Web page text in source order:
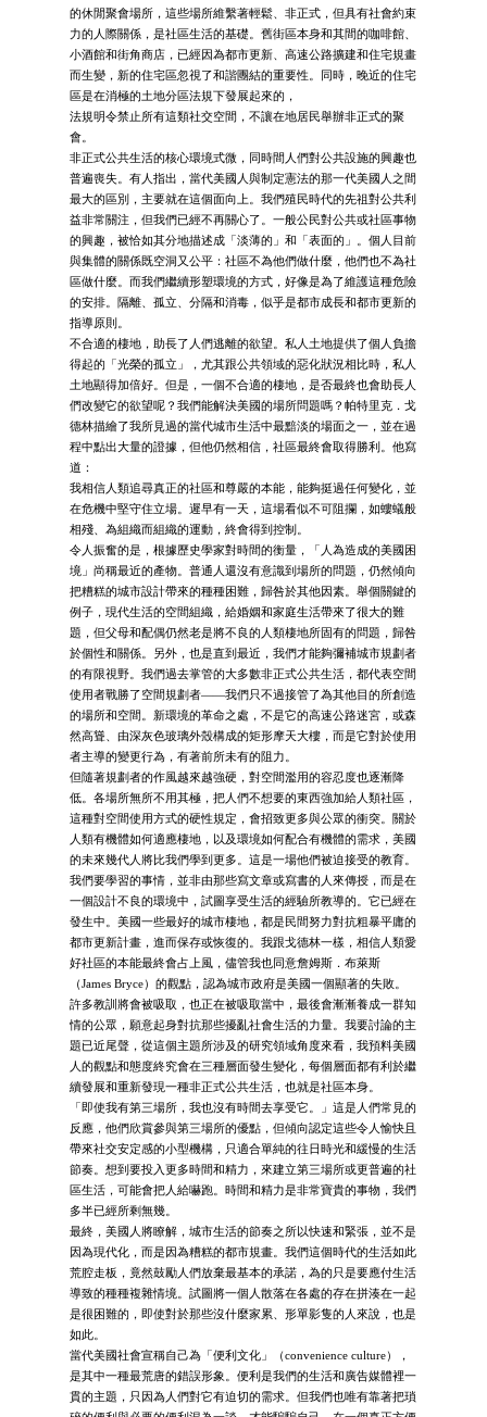
的休閒聚會場所，這些場所維繫著輕鬆、非正式，但具有社會約束
力的人際關係，是社區生活的基礎。舊街區本身和其間的咖啡館、
小酒館和街角商店，已經因為都市更新、高速公路擴建和住宅規畫
而生變，新的住宅區忽視了和諧團結的重要性。同時，晚近的住宅
區是在消極的土地分區法規下發展起來的，
法規明令禁止所有這類社交空間，不讓在地居民舉辦非正式的聚
會。
非正式公共生活的核心環境式微，同時間人們對公共設施的興趣也
普遍喪失。有人指出，當代美國人與制定憲法的那一代美國人之間
最大的區別，主要就在這個面向上。我們殖民時代的先祖對公共利
益非常關注，但我們已經不再關心了。一般公民對公共或社區事物
的興趣，被恰如其分地描述成「淡薄的」和「表面的」。個人目前
與集體的關係既空洞又公平：社區不為他們做什麼，他們也不為社
區做什麼。而我們繼續形塑環境的方式，好像是為了維護這種危險
的安排。隔離、孤立、分隔和消毒，似乎是都市成長和都市更新的
指導原則。
不合適的棲地，助長了人們逃離的欲望。私人土地提供了個人負擔
得起的「光榮的孤立」，尤其跟公共領域的惡化狀況相比時，私人
土地顯得加倍好。但是，一個不合適的棲地，是否最終也會助長人
們改變它的欲望呢？我們能解決美國的場所問題嗎？帕特里克．戈
德林描繪了我所見過的當代城市生活中最黯淡的場面之一，並在過
程中點出大量的證據，但他仍然相信，社區最終會取得勝利。他寫
道：
我相信人類追尋真正的社區和尊嚴的本能，能夠挺過任何變化，並
在危機中堅守住立場。遲早有一天，這場看似不可阻攔，如螻蟻般
相殘、為組織而組織的運動，終會得到控制。
令人振奮的是，根據歷史學家對時間的衡量，「人為造成的美國困
境」尚稱最近的產物。普通人還沒有意識到場所的問題，仍然傾向
把糟糕的城市設計帶來的種種困難，歸咎於其他因素。舉個關鍵的
例子，現代生活的空間組織，給婚姻和家庭生活帶來了很大的難
題，但父母和配偶仍然老是將不良的人類棲地所固有的問題，歸咎
於個性和關係。另外，也是直到最近，我們才能夠彌補城市規劃者
的有限視野。我們過去掌管的大多數非正式公共生活，都代表空間
使用者戰勝了空間規劃者——我們只不過接管了為其他目的所創造
的場所和空間。新環境的革命之處，不是它的高速公路迷宮，或森
然高聳、由深灰色玻璃外殼構成的矩形摩天大樓，而是它對於使用
者主導的變更行為，有著前所未有的阻力。
但隨著規劃者的作風越來越強硬，對空間濫用的容忍度也逐漸降
低。各場所無所不用其極，把人們不想要的東西強加給人類社區，
這種對空間使用方式的硬性規定，會招致更多與公眾的衝突。關於
人類有機體如何適應棲地，以及環境如何配合有機體的需求，美國
的未來幾代人將比我們學到更多。這是一場他們被迫接受的教育。
我們要學習的事情，並非由那些寫文章或寫書的人來傳授，而是在
一個設計不良的環境中，試圖享受生活的經驗所教導的。它已經在
發生中。美國一些最好的城市棲地，都是民間努力對抗粗暴平庸的
都市更新計畫，進而保存或恢復的。我跟戈德林一樣，相信人類愛
好社區的本能最終會占上風，儘管我也同意詹姆斯．布萊斯
（James Bryce）的觀點，認為城市政府是美國一個顯著的失敗。
許多教訓將會被吸取，也正在被吸取當中，最後會漸漸養成一群知
情的公眾，願意起身對抗那些擾亂社會生活的力量。我要討論的主
題已近尾聲，從這個主題所涉及的研究領域角度來看，我預料美國
人的觀點和態度終究會在三種層面發生變化，每個層面都有利於繼
續發展和重新發現一種非正式公共生活，也就是社區本身。
「即使我有第三場所，我也沒有時間去享受它。」這是人們常見的
反應，他們欣賞參與第三場所的優點，但傾向認定這些令人愉快且
帶來社交安定感的小型機構，只適合單純的往日時光和緩慢的生活
節奏。想到要投入更多時間和精力，來建立第三場所或更普遍的社
區生活，可能會把人給嚇跑。時間和精力是非常寶貴的事物，我們
多半已經所剩無幾。
最終，美國人將瞭解，城市生活的節奏之所以快速和緊張，並不是
因為現代化，而是因為糟糕的都市規畫。我們這個時代的生活如此
荒腔走板，竟然鼓勵人們放棄最基本的承諾，為的只是要應付生活
導致的種種複雜情境。試圖將一個人散落在各處的存在拼湊在一起
是很困難的，即使對於那些沒什麼家累、形單影隻的人來說，也是
如此。
當代美國社會宣稱自己為「便利文化」（convenience culture），
是其中一種最荒唐的錯誤形象。便利是我們的生活和廣告媒體裡一
貫的主題，只因為人們對它有迫切的需求。但我們也唯有靠著把瑣